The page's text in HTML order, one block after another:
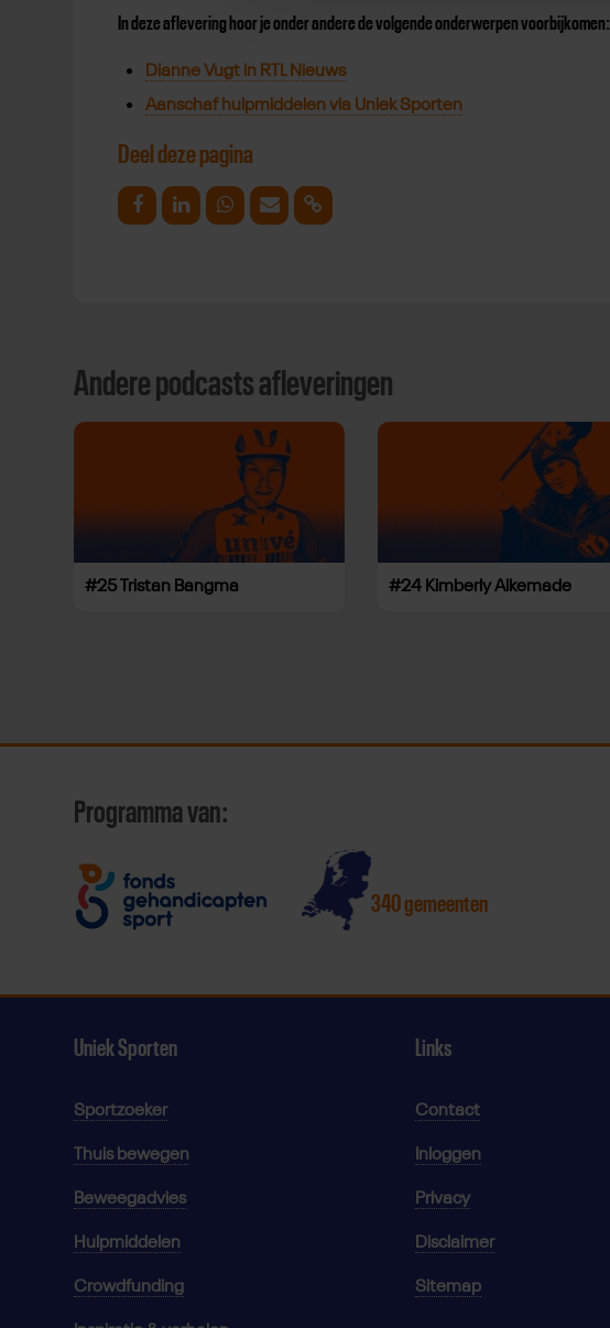
In deze aflevering hoor je onder andere de volgende onderwerpen voorbijkomen:
Dianne Vugt in RTL Nieuws
Aanschaf hulpmiddelen via Uniek Sporten
Deel deze pagina
Deel op Facebook
Deel op LinkedinDeel op Whatsapp
Mail link Kopieer link
Andere podcasts afleveringen
#25 Tristan Bangma #24 Kimberly Alkemade
Programma van:
340 gemeenten
Uniek Sporten
Sportzoeker
Thuis bewegen
Beweegadvies
Hulpmiddelen
Crowdfunding
Links
Contact
Inloggen
Privacy
Disclaimer
Sitemap